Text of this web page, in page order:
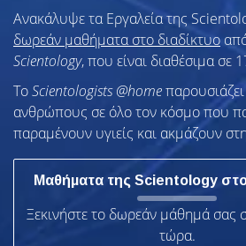
Ανακάλυψε τα Εργαλεία της
δωρεάν μαθήματα στο διαδίκτυο
Scientology, που είναι διαθέσιμα σε
ToScientologists @home
ανθρώπους σε όλο τον κόσμο που
παραμένουν υγιείς και ακμάζουν
Μαθήματα της Scientology στο
Ξεκινήστε το δωρεάν μάθημά σας
τώρα.